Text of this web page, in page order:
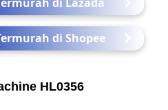
di Shopee
HL0356